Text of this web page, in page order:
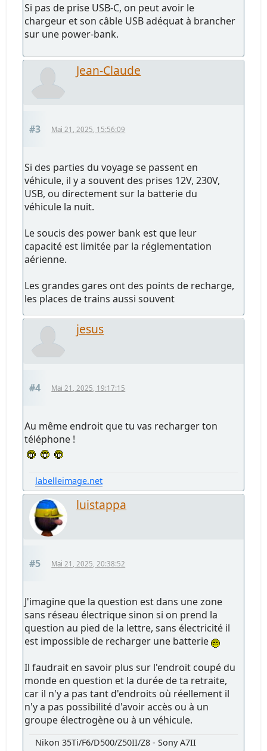
Si pas de prise USB-C, on peut avoir le
chargeur et son câble USB adéquat à brancher
sur une power-bank.
Jean-Claude
#3 Mai 21, 2025, 15:56:09
Si des parties du voyage se passent en
véhicule, il y a souvent des prises 12V, 230V,
USB, ou directement sur la batterie du
véhicule la nuit.
Le soucis des power bank est que leur
capacité est limitée par la réglementation
aérienne.
Les grandes gares ont des points de recharge,
les places de trains aussi souvent
jesus
#4 Mai 21, 2025, 19:17:15
Au même endroit que tu vas recharger ton
téléphone !
labelleimage.net
luistappa
#5 Mai 21, 2025, 20:38:52
J'imagine que la question est dans une zone
sans réseau électrique sinon si on prend la
question au pied de la lettre, sans électricité il
est impossible de recharger une batterie
Il faudrait en savoir plus sur l'endroit coupé du
monde en question et la durée de ta retraite,
car il n'y a pas tant d'endroits où réellement il
n'y a pas possibilité d'avoir accès ou à un
groupe électrogène ou à un véhicule.
Nikon 35Ti/F6/D500/Z50II/Z8 - Sony A7II